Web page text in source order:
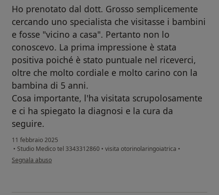
Ho prenotato dal dott. Grosso semplicemente
cercando uno specialista che visitasse i bambini
e fosse "vicino a casa". Pertanto non lo
conoscevo. La prima impressione è stata
positiva poiché è stato puntuale nel riceverci,
oltre che molto cordiale e molto carino con la
bambina di 5 anni.
Cosa importante, l'ha visitata scrupolosamente
e ci ha spiegato la diagnosi e la cura da
seguire.
11 febbraio 2025
• Studio Medico tel 3343312860 • visita otorinolaringoiatrica •
secondo l'opinione dell'utente F.C.
Segnala abuso